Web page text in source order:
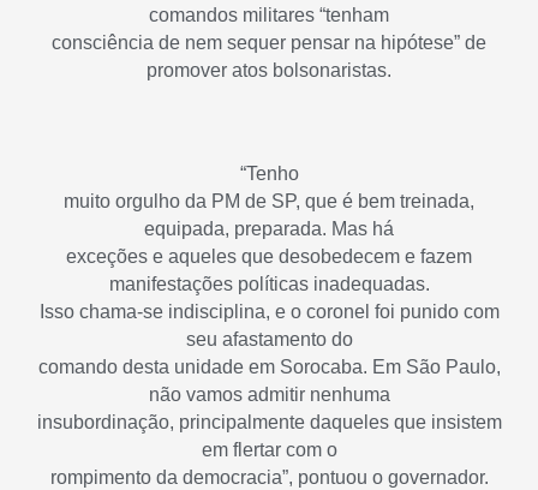
comandos militares “tenham
consciência de nem sequer pensar na hipótese” de
promover atos bolsonaristas.
“Tenho
muito orgulho da PM de SP, que é bem treinada,
equipada, preparada. Mas há
exceções e aqueles que desobedecem e fazem
manifestações políticas inadequadas.
Isso chama-se indisciplina, e o coronel foi punido com
seu afastamento do
comando desta unidade em Sorocaba. Em São Paulo,
não vamos admitir nenhuma
insubordinação, principalmente daqueles que insistem
em flertar com o
rompimento da democracia”, pontuou o governador.